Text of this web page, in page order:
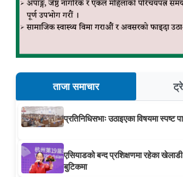
ताजा समाचार
प्रतिनिधिसभाः उठाइएका विषयमा स्पष्ट
एसियाडको बन्द प्रशिक्षणमा रहेका
बुटिकमा